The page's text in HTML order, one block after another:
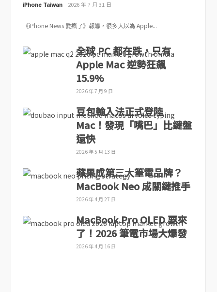
iPhone Taiwan 2026 年 7 月 31 日
《iPhone News 愛瘋了》報導，很多人以為 Apple...
全球 PC 都在跌，只有
Apple Mac 逆勢狂飆
15.9%
2026 年 7 月 9 日
豆包輸入法正式登陸
Mac！發現「嘴巴」比鍵盤
還快
2026 年 5 月 13 日
蘋果成第三大筆電品牌？
MacBook Neo 成關鍵推手
2026 年 4 月 27 日
MacBook Pro OLED 要來
了！2026 筆電市場大爆發
2026 年 4 月 16 日